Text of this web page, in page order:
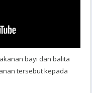
bayi dan balita
tersebut kepada